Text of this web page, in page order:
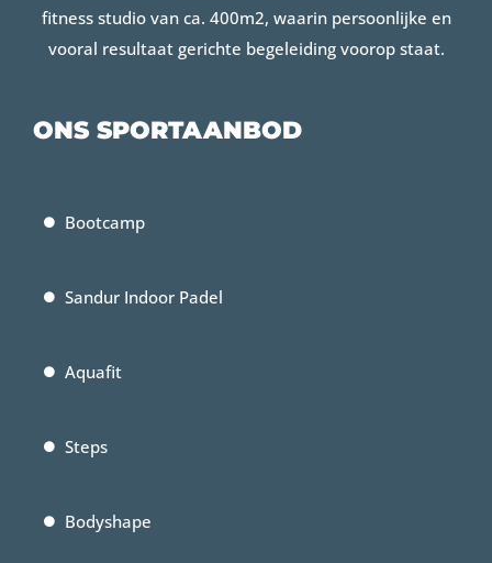
fitness studio van ca. 400m2, waarin persoonlijke en
vooral resultaat gerichte begeleiding voorop staat.
ONS SPORTAANBOD
Bootcamp
Sandur Indoor Padel
Aquafit
Steps
Bodyshape